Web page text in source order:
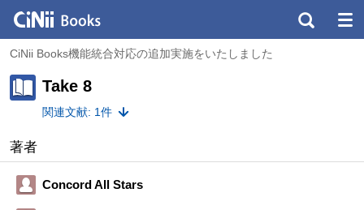
CiNii Books機能統合対応の追加実施をいたしました
Take 8
関連文献: 1件
著者
Concord All Stars